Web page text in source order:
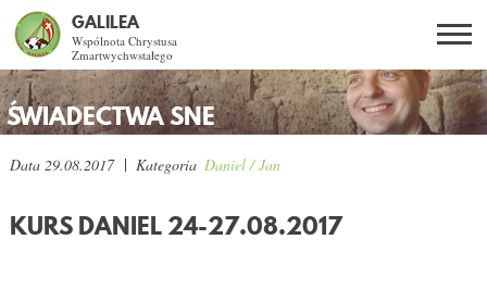
GALILEA
Wspólnota Chrystusa
Zmartwychwstałego
PL EN BG
Szukaj
CO DAJE ŻYCIE Z JEZUSEM?
SPOTKANIA OTWARTE
ŚWIADECTWA SNE
Data 29.08.2017 Kategoria Daniel / Jan
KURS DANIEL 24-27.08.2017